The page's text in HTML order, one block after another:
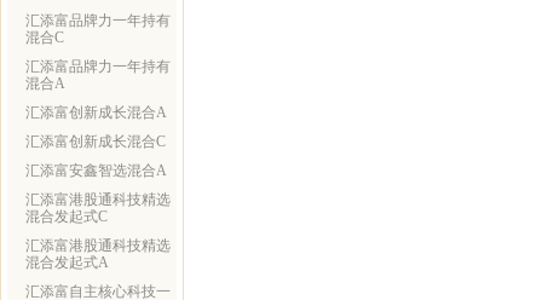
汇添富品牌力一年持有
混合C
汇添富品牌力一年持有
混合A
汇添富创新成长混合A
汇添富创新成长混合C
汇添富安鑫智选混合A
汇添富港股通科技精选
混合发起式C
汇添富港股通科技精选
混合发起式A
汇添富自主核心科技一